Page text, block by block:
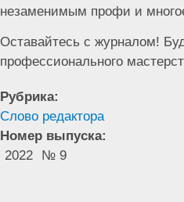
незаменимым профи и
Оставайтесь с журналом!
профессионального
Рубрика:
Слово редактора
Номер выпуска:
2022 № 9